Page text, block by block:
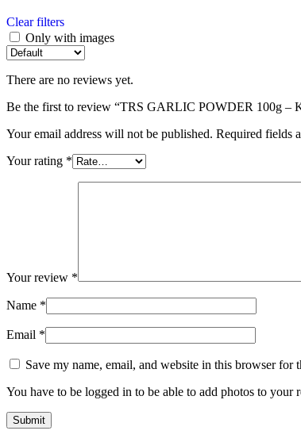
Clear filters
Only with images
There are no reviews yet.
Be the first to review “TRS GARLIC POWDER 100g –
Your email address will not be published. Required fields
Your rating *
Your review *
Name *
Email *
Save my name, email, and website in this browser for
You have to be logged in to be able to add photos to your